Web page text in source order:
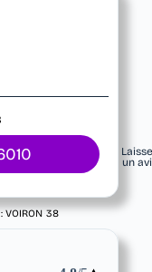
un
:VOIRON 38